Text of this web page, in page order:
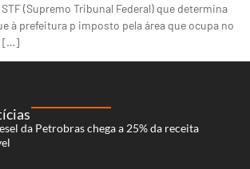
(Supremo Tribunal Federal) que determina
à prefeitura p imposto pela área que ocupa no
[…]
da Petrobras chega a 25% da receita